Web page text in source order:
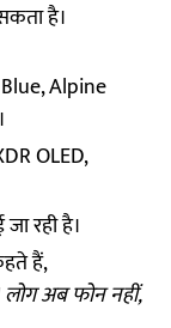
है।
Alpine
OLED,
रही है।
हैं,
अब फोन नहीं,